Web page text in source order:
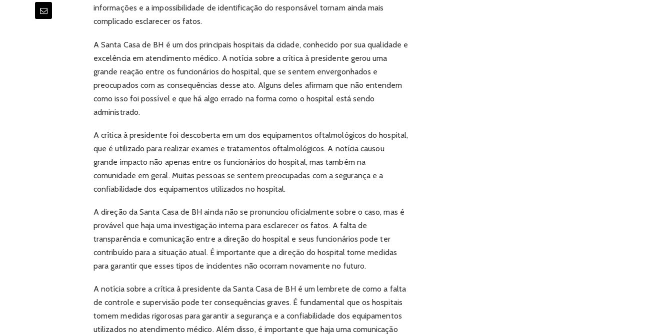
informações e a impossibilidade de identificação do responsável tornam ainda mais
complicado esclarecer os fatos.
A Santa Casa de BH é um dos principais hospitais da cidade, conhecido por sua qualidade e
excelência em atendimento médico. A notícia sobre a crítica à presidente gerou uma
grande reação entre os funcionários do hospital, que se sentem envergonhados e
preocupados com as consequências desse ato. Alguns deles afirmam que não entendem
como isso foi possível e que há algo errado na forma como o hospital está sendo
administrado.
A crítica à presidente foi descoberta em um dos equipamentos oftalmológicos do hospital,
que é utilizado para realizar exames e tratamentos oftalmológicos. A notícia causou
grande impacto não apenas entre os funcionários do hospital, mas também na
comunidade em geral. Muitas pessoas se sentem preocupadas com a segurança e a
confiabilidade dos equipamentos utilizados no hospital.
A direção da Santa Casa de BH ainda não se pronunciou oficialmente sobre o caso, mas é
provável que haja uma investigação interna para esclarecer os fatos. A falta de
transparência e comunicação entre a direção do hospital e seus funcionários pode ter
contribuído para a situação atual. É importante que a direção do hospital tome medidas
para garantir que esses tipos de incidentes não ocorram novamente no futuro.
A notícia sobre a crítica à presidente da Santa Casa de BH é um lembrete de como a falta
de controle e supervisão pode ter consequências graves. É fundamental que os hospitais
tomem medidas rigorosas para garantir a segurança e a confiabilidade dos equipamentos
utilizados no atendimento médico. Além disso, é importante que haja uma comunicação